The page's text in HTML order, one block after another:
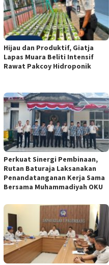
Hijau dan Produktif, Giatja
Lapas Muara Beliti Intensif
Rawat Pakcoy Hidroponik
Perkuat Sinergi Pembinaan,
Rutan Baturaja Laksanakan
Penandatanganan Kerja Sama
Bersama Muhammadiyah OKU